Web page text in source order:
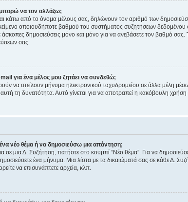
μπορώ να τον αλλάξω;
κάτω από το όνομα μέλους σας, δηλώνουν τον αριθμό των
οποιουδήποτε βαθμού του συστήματος συζητήσεων
δημοσιεύσεις μόνο και μόνο για να ανεβάσετε τον βαθμό
σας.
για ένα μέλος μου ζητάει να συνδεθώ;
να στείλουν μήνυμα ηλεκτρονικού ταχυδρομείου σε άλλα μέλη
αυτή τη δυνατότητα. Αυτό γίνεται για να αποτραπεί η κακόβουλη
νέο θέμα ή να δημοσιεύσω μια απάντηση;
σε μια Δ. Συζήτηση, πατήστε στο κουμπί “Νέο θέμα”. Για να
ένα μήνυμα. Μια λίστα με τα δικαιώματά σας σε κάθε Δ.
να επισυνάπτετε αρχεία, κλπ.